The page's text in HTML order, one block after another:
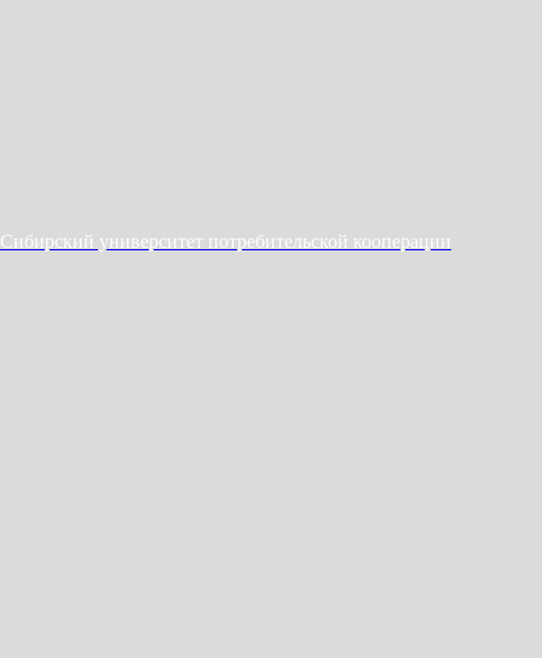
Сибирский университет потребительской кооперации